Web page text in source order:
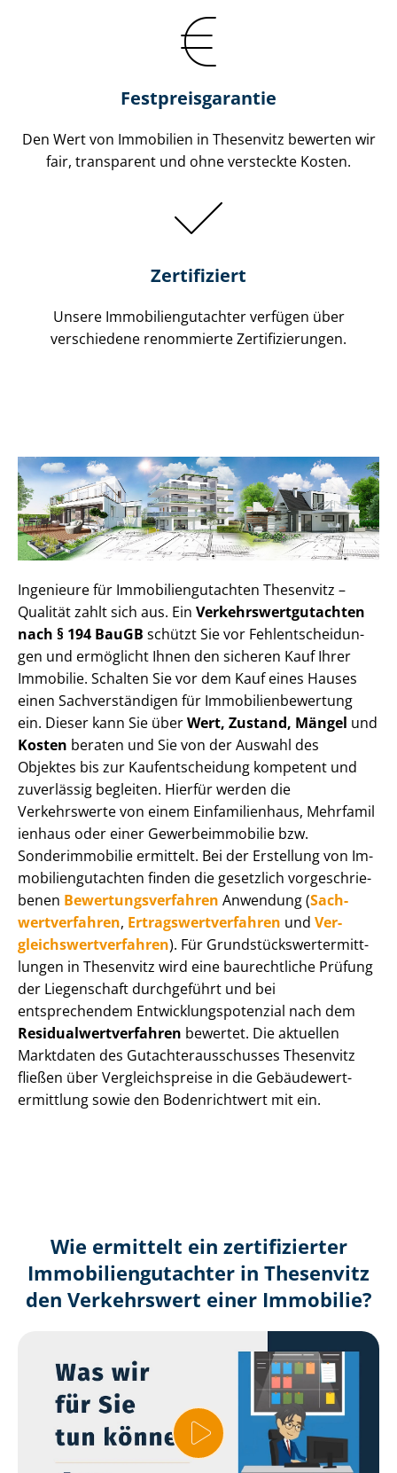
Festpreis​garantie
Den Wert von Immobilien in Thesenvitz bewerten wir
fair, transparent und ohne versteckte Kosten.
Zertifiziert
Unsere Immobilien­gutachter verfügen über
verschiedene renommierte Zer­ti­fi­zie­run­gen.
Ingenieure für Im­mo­bi­li­en­gut­ach­ten Thesenvitz –
Qualität zahlt sich aus. Ein Ver­kehrs­wert­gut­ach­ten
nach § 194 BauGB schützt Sie vor Fehl­ent­schei­dun­
gen und ermöglicht Ihnen den sicheren Kauf Ihrer
Immobilie. Schalten Sie vor dem Kauf eines Hauses
einen Sach­ver­stän­di­gen für Im­mo­bi­li­en­be­wer­tung
ein. Dieser kann Sie überWert, Zustand, Mängel und
Kosten beraten und Sie von der Auswahl des
Objektes bis zur Kauf­ent­schei­dung kompetent und
zuverlässig begleiten. Hierfür werden die
Verkehrswerte von einem Einfamilienhaus, Mehr­fa­mi­l
i­en­haus oder einer Ge­wer­be­im­mo­bi­lie bzw.
Sonderimmobilie ermittelt. Bei der Erstellung von Im­
mo­bi­li­en­gut­ach­ten finden die gesetzlich vor­ge­schrie­
be­nen Be­wer­tungs­ver­fah­ren Anwendung (Sach­
wert­ver­fah­ren, Er­trags­wert­ver­fah­ren und Ver­
gleichs­wert­ver­fah­ren). Für Grund­stücks­wert­ermitt­
lun­gen in Thesenvitz wird eine baurechtliche Prüfung
der Liegenschaft durchgeführt und bei
entsprechendem Ent­wick­lungs­po­ten­zi­al nach dem
Re­si­du­al­wert­ver­fah­ren bewertet. Die aktuellen
Marktdaten des Gut­ach­ter­aus­schus­ses Thesenvitz
fließen über Ver­gleichs­prei­se in die Ge­bäu­de­wert­
ermitt­lung sowie den Bodenrichtwert mit ein.
Wie ermittelt ein zertifizierter
Immobilien­gutachter in Thesenvitz
den Verkehrswert einer Immobilie?